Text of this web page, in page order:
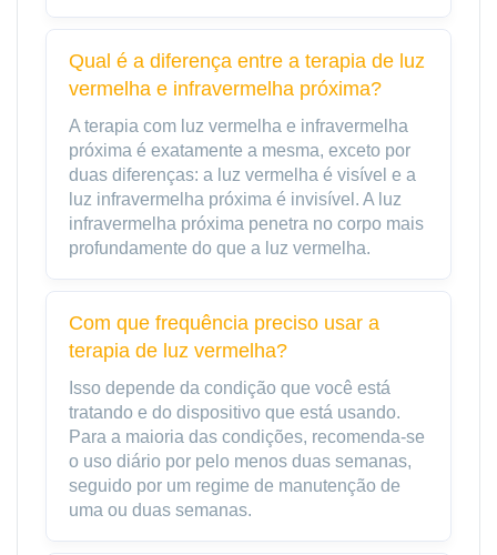
Qual é a diferença entre a terapia de luz
vermelha e infravermelha próxima?
A terapia com luz vermelha e infravermelha
próxima é exatamente a mesma, exceto por
duas diferenças: a luz vermelha é visível e a
luz infravermelha próxima é invisível. A luz
infravermelha próxima penetra no corpo mais
profundamente do que a luz vermelha.
Com que frequência preciso usar a
terapia de luz vermelha?
Isso depende da condição que você está
tratando e do dispositivo que está usando.
Para a maioria das condições, recomenda-se
o uso diário por pelo menos duas semanas,
seguido por um regime de manutenção de
uma ou duas semanas.